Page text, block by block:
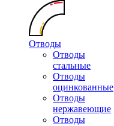
Отводы
Отводы
стальные
Отводы
оцинкованные
Отводы
нержавеющие
Отводы